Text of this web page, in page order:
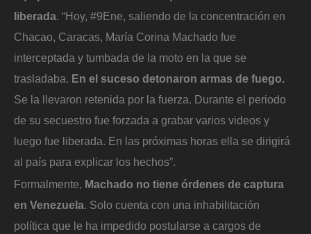
liberada. “Hoy, #9Ene, saliendo de la concentración en
Chacao, Caracas, María Corina Machado fue
interceptada y tumbada de la moto en la que se
trasladaba. En el suceso detonaron armas de fuego.
Se la llevaron retenida por la fuerza. Durante el periodo
de su secuestro fue forzada a grabar varios videos y
luego fue liberada. En las próximas horas ella se dirigirá
al país para explicar los hechos”.
Formalmente, Machado no tiene órdenes de captura
en Venezuela. Solo cuenta con una inhabilitación
política que le ha impedido postularse a cargos de